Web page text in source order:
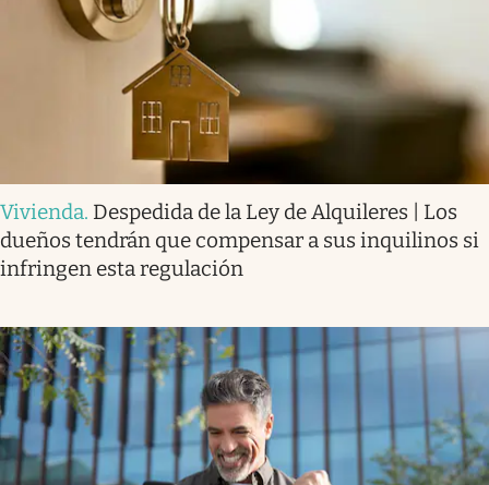
Vivienda. Despedida de la Ley de Alquileres | Los
dueños tendrán que compensar a sus inquilinos si
infringen esta regulación